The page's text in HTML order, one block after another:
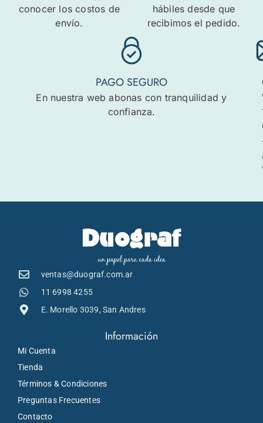
conocer los costos de
envío.
hábiles desde que
recibimos el pedido.
PAGO SEGURO
En nuestra web abonas con tranquilidad y
confianza.
ventas@duograf.com.ar
11 6998 4255
E. Morello 3039, San Andres
Información
Mi Cuenta
Tienda
Términos & Condiciones
Preguntas Frecuentes
Contacto